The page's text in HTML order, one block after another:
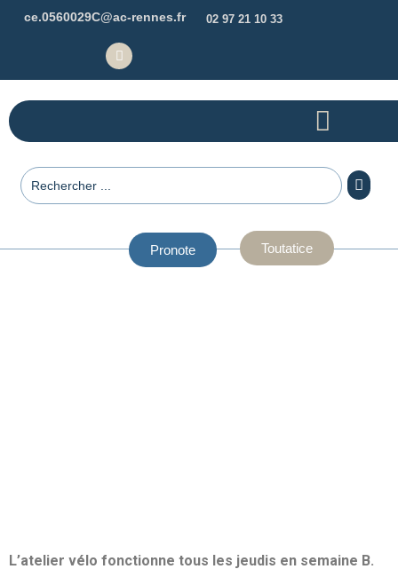
02 97 21 10 33
ce.0560029C@ac-rennes.fr
Pronote Toutatice
L’atelier vélo fonctionne tous les jeudis en semaine B.